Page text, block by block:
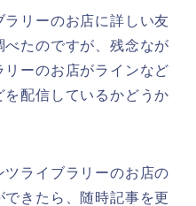
リーのお店に詳しい友
たのですが、残念なが
ーのお店がラインなど
配信しているかどうか
ライブラリーのお店の
きたら、随時記事を更